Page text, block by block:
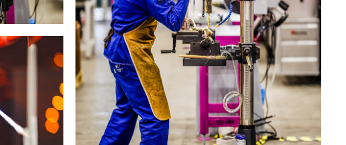
NETTOYAGE
MACHINES POUR LE TRAVAIL DU
MÉTAL
Tronçonneuses
Scies à ruban
Perceuses